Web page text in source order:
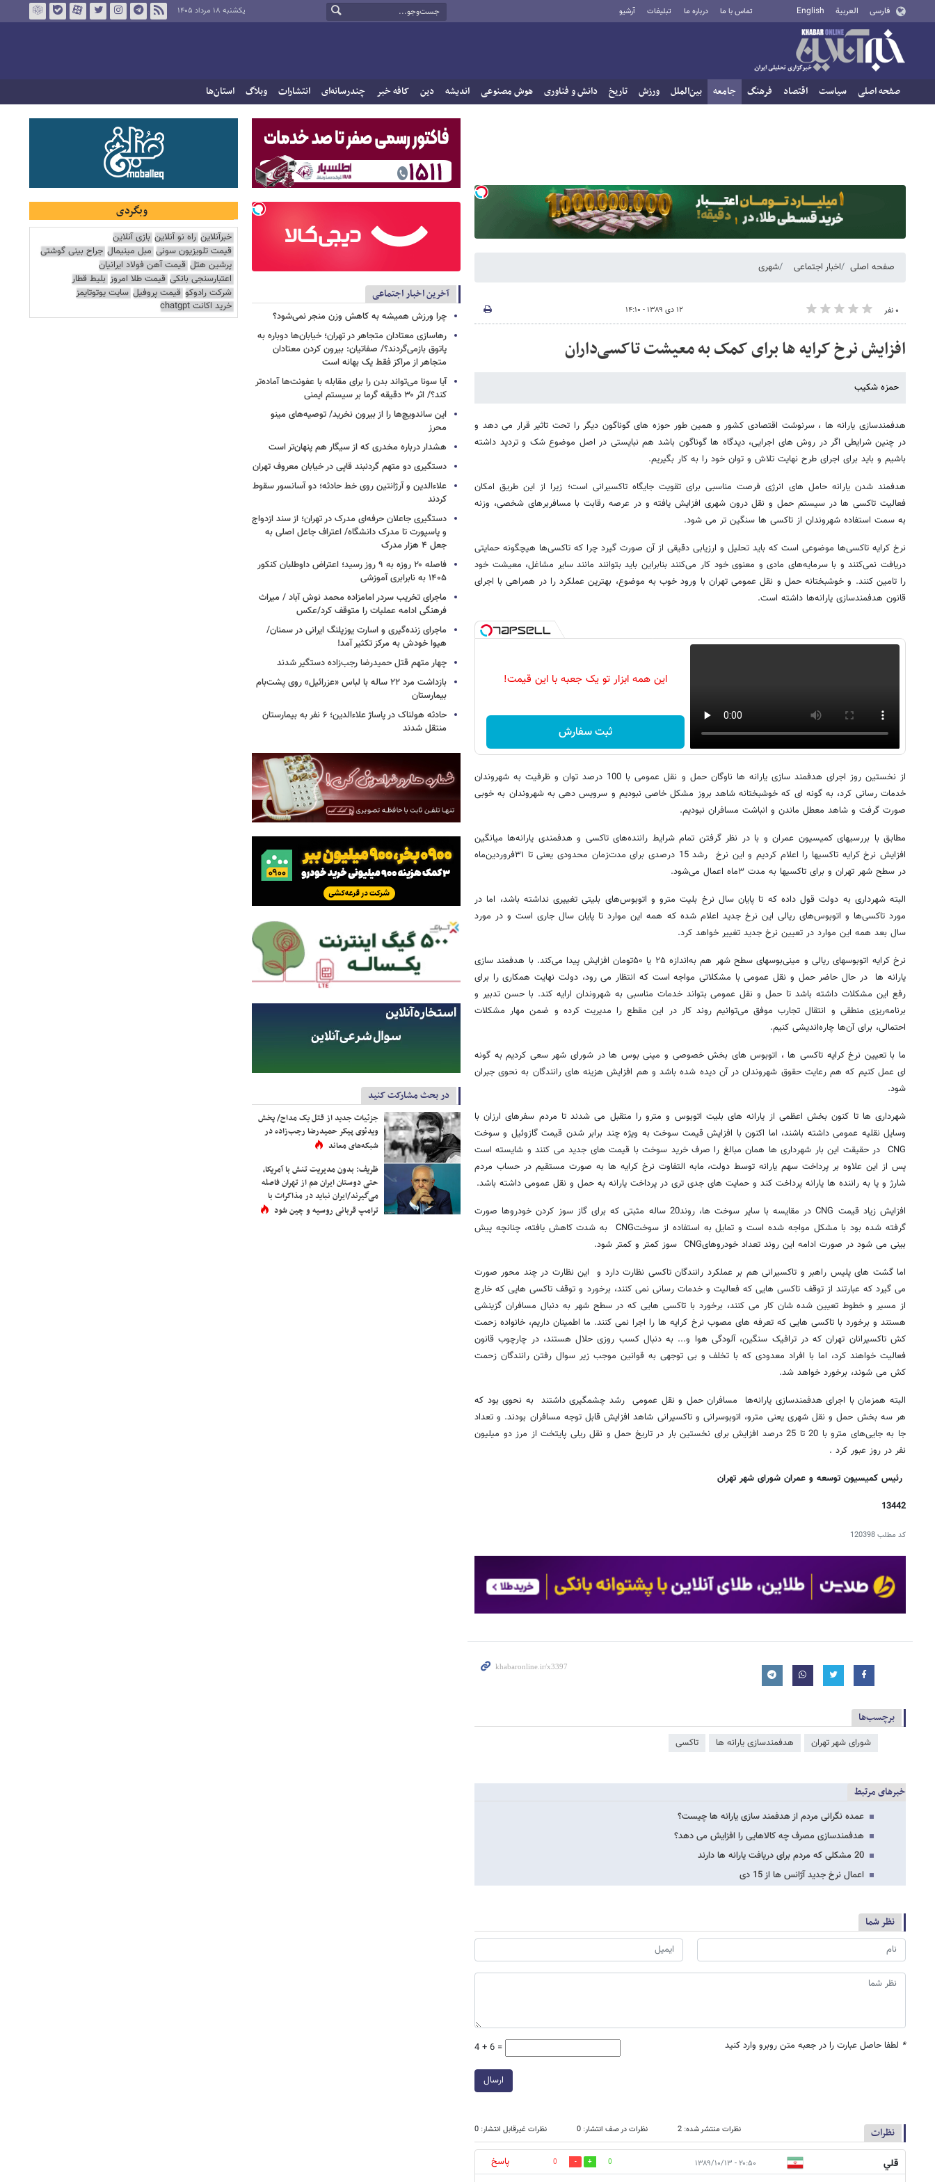
فارسی العربية English تماس با ما درباره ما تبلیغات آرشیو یکشنبه ۱۸ مرداد ۱۴۰۵
صفحه اصلی سیاست اقتصاد فرهنگ جامعه بین‌الملل ورزش تاریخ دانش و فناوری هوش مصنوعی اندیشه دین کافه خبر چندرسانه‌ای انتشارات وبلاگ استان‌ها
صفحه اصلی اخبار اجتماعی شهری
۰ نفر ۱۲ دی ۱۳۸۹ - ۱۴:۱۰
افزایش نرخ کرایه ها برای کمک به معیشت تاکسی‌داران
حمزه شکیب
هدفمندسازی یارانه ها ، سرنوشت اقتصادی کشور و همین طور حوزه های گوناگون دیگر را تحت تاثیر قرار می دهد و
در چنین شرایطی اگر در روش های اجرایی، دیدگاه ها گوناگون باشد هم نبایستی در اصل موضوع شک و تردید داشته
باشیم و باید برای اجرای طرح نهایت تلاش و توان خود را به کار بگیریم.
هدفمند شدن یارانه حامل های انرژی فرصت مناسبی برای تقویت جایگاه تاکسیرانی است؛ زیرا از این طریق امکان
فعالیت تاکسی ها در سیستم حمل و نقل درون شهری افزایش یافته و در عرصه رقابت با مسافربرهای شخصی، وزنه
به سمت استفاده شهروندان از تاکسی ها سنگین تر می شود.
نرخ کرایه تاکسی‌ها موضوعی است که باید تحلیل و ارزیابی دقیقی از آن صورت گیرد چرا که تاکسی‌ها هیچگونه حمایتی
دریافت نمی‌کنند و با سرمایه‌های مادی و معنوی خود کار می‌کنند بنابراین باید بتوانند مانند سایر مشاغل، معیشت خود
را تامین کنند. و خوشبختانه حمل و نقل عمومی تهران با ورود خوب به موضوع، بهترین عملکرد را در همراهی با اجرای
قانون هدفمندسازی یارانه‌ها داشته است.
این همه ابزار تو یک جعبه با این قیمت!
ثبت سفارش
از نخستین روز اجرای هدفمند سازی یارانه ها ناوگان حمل و نقل عمومی با 100 درصد توان و ظرفیت به شهروندان
خدمات رسانی کرد، به گونه ای که خوشبختانه شاهد بروز مشکل خاصی نبودیم و سرویس دهی به شهروندان به خوبی
صورت گرفت و شاهد معطل ماندن و انباشت مسافران نبودیم.
مطابق با بررسیهای کمیسیون عمران و با در نظر گرفتن تمام شرایط راننده‌های تاکسی و هدفمندی یارانه‌ها میانگین
افزایش نرخ کرایه تاکسیها را اعلام کردیم و این نرخ رشد 15 درصدی برای مدت‌زمان محدودی یعنی تا ۳۱فروردین‌ماه
در سطح شهر تهران و برای تاکسیها به مدت ۳ماه اعمال می‌شود.
البته شهرداری به دولت قول داده که تا پایان سال نرخ بلیت مترو و اتوبوس‌های بلیتی تغییری نداشته باشد، اما در
مورد تاکسی‌ها و اتوبوس‌های ریالی این نرخ جدید اعلام شده که همه این موارد تا پایان سال جاری است و در مورد
سال بعد همه این موارد در تعیین نرخ جدید تغییر خواهد کرد.
نرخ کرایه اتوبوسهای ریالی و مینی‌بوسهای سطح شهر هم به‌اندازه ۲۵ یا ۵۰تومان افزایش پیدا می‌کند. با هدفمند سازی
یارانه ها در حال حاضر حمل و نقل عمومی با مشکلاتی مواجه است که انتظار می رود، دولت نهایت همکاری را برای
رفع این مشکلات داشته باشد تا حمل و نقل عمومی بتواند خدمات مناسبی به شهروندان ارایه کند. با حسن تدبیر و
برنامه‌ریزی منطقی و انتقال تجارب موفق می‌توانیم روند کار در این مقطع را مدیریت کرده و ضمن مهار مشکلات
احتمالی، برای آن‌ها چاره‌اندیشی کنیم.
ما با تعیین نرخ کرایه تاکسی ها ، اتوبوس های بخش خصوصی و مینی بوس ها در شورای شهر سعی کردیم به گونه
ای عمل کنیم که هم رعایت حقوق شهروندان در آن دیده شده باشد و هم افزایش هزینه های رانندگان به نحوی جبران
شود.
شهرداری ها تا کنون بخش اعظمی از یارانه های بلیت اتوبوس و مترو را متقبل می شدند تا مردم سفرهای ارزان با
وسایل نقلیه عمومی داشته باشند، اما اکنون با افزایش قیمت سوخت به ویژه چند برابر شدن قیمت گازوئیل و سوخت
CNG در حقیقت این بار شهرداری ها همان مبالغ را صرف خرید سوخت با قیمت های جدید می کنند و شایسته است
پس از این علاوه بر پرداخت سهم یارانه توسط دولت، مابه التفاوت نرخ کرایه ها به صورت مستقیم در حساب مردم
شارژ و یا به راننده ها یارانه پرداخت کند و حمایت های جدی تری در پرداخت یارانه به حمل و نقل عمومی داشته باشد.
افزایش زیاد قیمت CNG در مقایسه با سایر سوخت ها، روند20 ساله مثبتی که برای گاز سوز کردن خودروها صورت
گرفته شده بود با مشکل مواجه شده است و تمایل به استفاده از سوختCNG به شدت کاهش یافته، چنانچه پیش
بینی می شود در صورت ادامه این روند تعداد خودروهایCNG سوز کمتر و کمتر شود.
اما گشت های پلیس راهبر و تاکسیرانی هم بر عملکرد رانندگان تاکسی نظارت دارد و این نظارت در چند محور صورت
می گیرد که عبارتند از توقف تاکسی هایی که فعالیت و خدمات رسانی نمی کنند، برخورد و توقف تاکسی هایی که خارج
از مسیر و خطوط تعیین شده شان کار می کنند، برخورد با تاکسی هایی که در سطح شهر به دنبال مسافران گزینشی
هستند و برخورد با تاکسی هایی که تعرفه های مصوب نرخ کرایه ها را اجرا نمی کنند. ما اطمینان داریم، خانواده زحمت
کش تاکسیرانان تهران که در ترافیک سنگین، آلودگی هوا و... به دنبال کسب روزی حلال هستند، در چارچوب قانون
فعالیت خواهند کرد، اما با افراد معدودی که با تخلف و بی توجهی به قوانین موجب زیر سوال رفتن رانندگان زحمت
کش می شوند، برخورد خواهد شد.
البته همزمان با اجرای هدفمندسازی یارانه‌ها مسافران حمل و نقل عمومی رشد چشمگیری داشتند به نحوی بود که
هر سه بخش حمل و نقل شهری یعنی مترو، اتوبوسرانی و تاکسیرانی شاهد افزایش قابل توجه مسافران بودند. و تعداد
جا به جایی‌های مترو با 20 تا 25 درصد افزایش برای نخستین بار در تاریخ حمل و نقل ریلی پایتخت از مرز دو میلیون
نفر در روز عبور کرد .
رئیس کمیسیون توسعه و عمران شورای شهر تهران
13442
کد مطلب120398
برچسب‌ها
شورای شهر تهران هدفمندسازی یارانه ​‌ها تاکسی
خبرهای مرتبط
عمده نگرانی مردم از هدفمند سازی یارانه ها چیست؟
هدفمندسازی مصرف چه کالاهایی را افزایش می دهد؟
20 مشکلی که مردم برای دریافت یارانه ها دارند
اعمال نرخ جدید آژانس ها از 15 دی
نظر شما
* لطفا حاصل عبارت را در جعبه متن روبرو وارد کنید 4 + 6 =
ارسال
نظرات نظرات منتشر شده: 2 نظرات در صف انتشار: 0 نظرات غیرقابل انتشار: 0
قلي ۲۰:۵۰ - ۱۳۸۹/۱۰/۱۳ 0
0
پاسخ
آخرین اخبار اجتماعی
چرا ورزش همیشه به کاهش وزن منجر نمی‌شود؟
رهاسازی معتادان متجاهر در تهران؛ خیابان‌ها دوباره به
پاتوق بازمی‌گردند؟/ صفاتیان: بیرون کردن معتادان
متجاهر از مراکز فقط یک بهانه است
آیا سونا می‌تواند بدن را برای مقابله با عفونت‌ها آماده‌تر
کند؟/ اثر ۳۰ دقیقه گرما بر سیستم ایمنی
این ساندویچ‌ها را از بیرون نخرید/ توصیه‌های مینو
محرز
هشدار درباره مخدری که از سیگار هم پنهان‌تر است
دستگیری دو متهم گردنبند قاپی در خیابان معروف تهران
علاءالدین و آرژانتین روی خط حادثه؛ دو آسانسور سقوط
کردند
دستگیری جاعلان حرفه‌ای مدرک در تهران؛ از سند ازدواج
و پاسپورت تا مدرک دانشگاه/ اعتراف جاعل اصلی به
جعل ۴ هزار مدرک
فاصله ۲۰ روزه به ۹ روز رسید؛ اعتراض داوطلبان کنکور
۱۴۰۵ به نابرابری آموزشی
ماجرای تخریب سردر امامزاده محمد نوش ‌آباد / میراث
فرهنگی ادامه عملیات را متوقف کرد/عکس
ماجرای زنده‌گیری و اسارت یوزپلنگ ایرانی در سمنان/
هیوا خودش به مرکز تکثیر آمد!
چهار متهم قتل حمیدرضا رجب‌زاده دستگیر شدند
بازداشت مرد ۲۲ ساله با لباس «عزرائیل» روی پشت‌بام
بیمارستان
حادثه هولناک در پاساژ علاءالدین؛ ۶ نفر به بیمارستان
منتقل شدند
در بحث مشارکت کنید
جزئیات جدید از قتل یک مداح/ پخش
ویدئوی پیکر حمیدرضا رجب‌زاده در
شبکه‌های معاند
ظریف: بدون مدیریت تنش با آمریکا،
حتی دوستان ایران هم از تهران فاصله
می‌گیرند/ایران نباید در مذاکرات با
ترامپ قربانی روسیه و چین شود
وبگردی
خبرآنلاین راه نو آنلاین بازی آنلاین
قیمت تلویزیون سونی مبل مینیمال جراح بینی گوشتی
پرشین هتل قیمت آهن فولاد ایرانیان
اعتبارسنجی بانکی قیمت طلا امروز بلیط قطار
شرکت رادوکو قیمت پروفیل سایت یوتوتایمز
خرید اکانت chatgpt